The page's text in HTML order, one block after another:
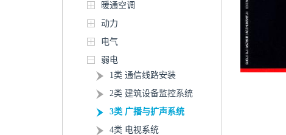
暖通空调
动力
电气
弱电
1类 通信线路安装
2类 建筑设备监控系统
3类 广播与扩声系统
4类 电视系统